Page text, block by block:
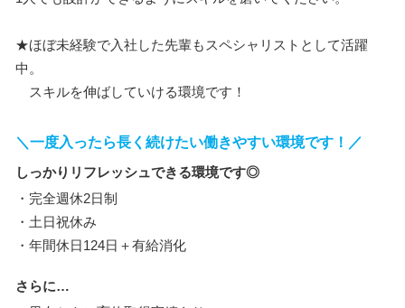
★ほぼ未経験で入社した先輩もスペシャリストとして活躍
中。
スキルを伸ばしていける環境です！
＼一度入ったら長く続けたい働きやすい環境です！／
しっかりリフレッシュできる環境です◎
・完全週休2日制
・土日祝休み
・年間休日124日＋有給消化
さらに…